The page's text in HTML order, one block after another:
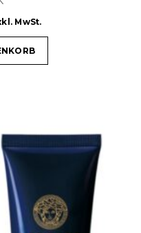
MwSt.